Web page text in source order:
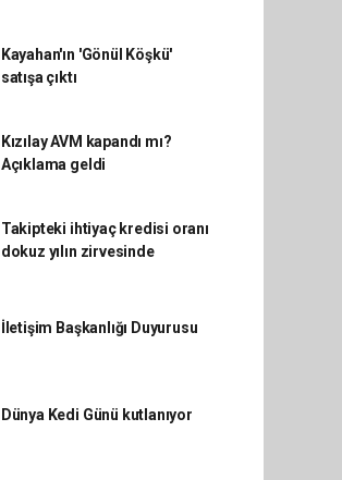
Kayahan'ın 'Gönül Köşkü'
satışa çıktı
Kızılay AVM kapandı mı?
Açıklama geldi
Takipteki ihtiyaç kredisi oranı
dokuz yılın zirvesinde
İletişim Başkanlığı Duyurusu
Dünya Kedi Günü kutlanıyor